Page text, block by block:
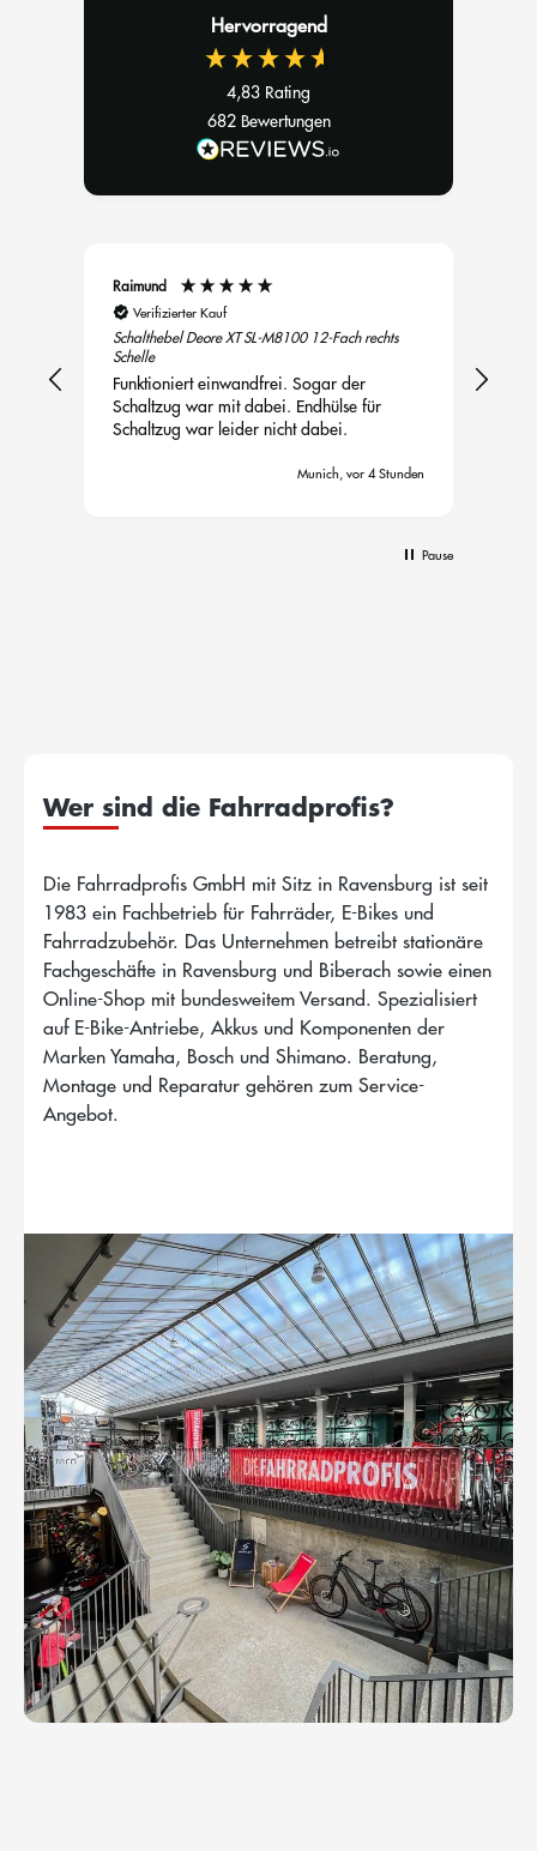
Hervorragend
4,83 Rating
682 Bewertungen
Raimund
Verifizierter Kauf
Schalthebel Deore XT SL-M8100 12-Fach rechts
Schelle
Funktioniert einwandfrei. Sogar der
Schaltzug war mit dabei. Endhülse für
Schaltzug war leider nicht dabei.
Munich, vor 4 Stunden
Pause
Wer sind die Fahrradprofis?
Die Fahrradprofis GmbH mit Sitz in Ravensburg ist seit
1983 ein Fachbetrieb für Fahrräder, E-Bikes und
Fahrradzubehör. Das Unternehmen betreibt stationäre
Fachgeschäfte in Ravensburg und Biberach sowie einen
Online-Shop mit bundesweitem Versand. Spezialisiert
auf E-Bike-Antriebe, Akkus und Komponenten der
Marken Yamaha, Bosch und Shimano. Beratung,
Montage und Reparatur gehören zum Service-
Angebot.